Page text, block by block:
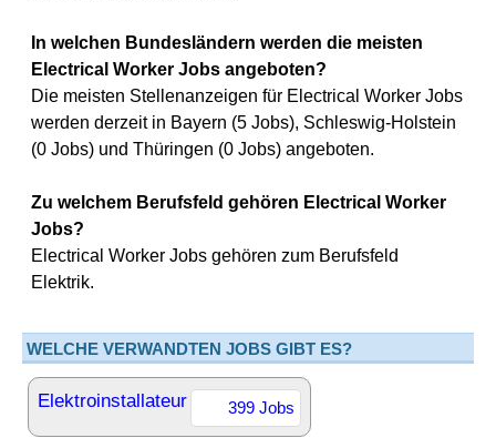
In welchen Bundesländern werden die meisten
Electrical Worker Jobs angeboten?
Die meisten Stellenanzeigen für Electrical Worker Jobs
werden derzeit in Bayern (5 Jobs), Schleswig-Holstein
(0 Jobs) und Thüringen (0 Jobs) angeboten.
Zu welchem Berufsfeld gehören Electrical Worker
Jobs?
Electrical Worker Jobs gehören zum Berufsfeld
Elektrik.
WELCHE VERWANDTEN JOBS GIBT ES?
Elektroinstallateur 399 Jobs